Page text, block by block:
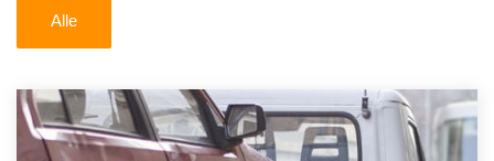
U kunt er ook voor kiezen om direct uw sloopauto te
verkopen en op te laten halen door de Sloopauto
Ophaaldienst van Autosloperijen.nl. Wij kunnen uw
Alle